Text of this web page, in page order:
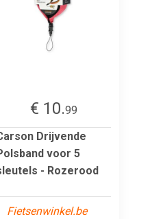
€ 10.99
Drijvende
voor 5
- Rozerood
Fietsenwinkel.be